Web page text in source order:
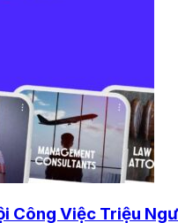
Công Việc Triệu